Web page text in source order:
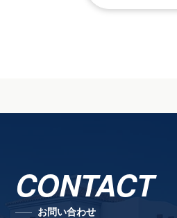
CONTACT
お問い合わせ